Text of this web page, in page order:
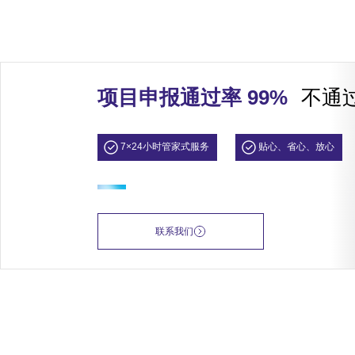
项目申报通过率 99% 不通
7×24小时管家式服务 贴心、省心、放心
联系我们